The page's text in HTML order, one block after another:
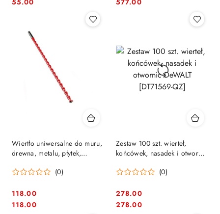
Wiertło uniwersalne do muru,
drewna, metalu, płytek,
mocowaniem SDS+, Profi
[0057902000100]
(0)
Cena:
118.00
Cena:
118.00
Zestaw 100 szt. wierteł,
końcówek, nasadek i otwornic
(0)
Cena:
278.00
Cena:
278.00